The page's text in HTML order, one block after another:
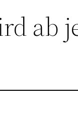
ab